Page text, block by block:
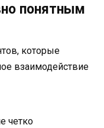
понятным
которые
взаимодействие
четко